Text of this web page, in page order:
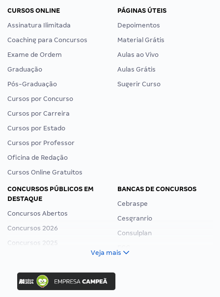
CURSOS ONLINE
Assinatura Ilimitada
Coaching para Concursos
Exame de Ordem
Graduação
Pós-Graduação
Cursos por Concurso
Cursos por Carreira
Cursos por Estado
Cursos por Professor
Oficina de Redação
Cursos Online Gratuitos
PÁGINAS ÚTEIS
Depoimentos
Material Grátis
Aulas ao Vivo
Aulas Grátis
Sugerir Curso
CONCURSOS PÚBLICOS EM
DESTAQUE
Concursos Abertos
Concursos 2026
Concursos 2025
Concurso Ibama
Concurso MPU
BANCAS DE CONCURSOS
Cebraspe
Cesgranrio
Consulplan
Veja mais